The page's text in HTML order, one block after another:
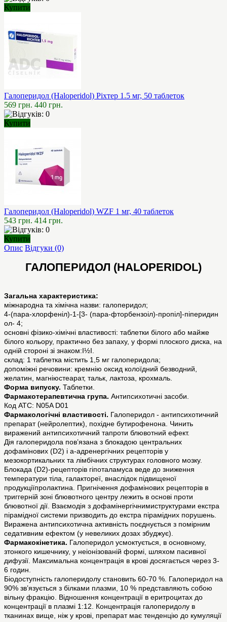
Купити
Галоперидол (Haloperidol) Ріхтер 1.5 мг, 50 таблеток
569 грн. 440 грн.
Купити
Галоперидол (Haloperidol) WZF 1 мг, 40 таблеток
543 грн. 414 грн.
Купити
Опис Відгуки (0)
ГАЛОПЕРИДОЛ (HALOPERIDOL)
Загальна характеристика:
міжнародна та хімічна назви: галоперидол;
4-(пара-хлорфеніл)-1-[3- (пара-фторбензоіл)-пропіл]-піперидин
ол- 4;
основні фізико-хімічні властивості: таблетки білого або майже
білого кольору, практично без запаху, у формі плоского диска, на
одній стороні зі знаком:I½I.
склад: 1 таблетка містить 1,5 мг галоперидола;
допоміжні речовини: кремнію оксид колоїдний безводний,
желатин, магніюстеарат, тальк, лактоза, крохмаль.
Форма випуску. Таблетки.
Фармакотерапевтична група. Антипсихотичні засоби.
Код АТС: N05A D01
Фармакологічні властивості. Галоперидол - антипсихотичний
препарат (нейролептик), похідне бутирофенона. Чинить
виражений антипсихотичний тапроти блювотний ефект.
Дія галоперидола пов’язана з блокадою центральних
дофамінових (D2) і a-адренергічних рецепторів у
мезокортикальних та лімбічних структурах головного мозку.
Блокада (D2)-рецепторів гіпоталамуса веде до зниження
температури тіла, галактореї, внаслідок підвищеної
продукціїпролактина. Пригнічення дофамінових рецепторів в
триггерній зоні блювотного центру лежить в основі проти
блювотної дії. Взаємодія з дофамінергічнимиструктурами екстра
пірамідної системи призводить до екстра пірамідних порушень.
Виражена антипсихотична активність поєднується з помірним
седативним ефектом (у невеликих дозах збуджує).
Фармакокінетика. Галоперидол усмоктується, в основному,
зтонкого кишечнику, у неіонізованій формі, шляхом пасивної
дифузії. Максимальна концентрація в крові досягається через 3-
6 годин.
Біодоступність галоперидолу становить 60-70 %. Галоперидол на
90% зв’язується з білками плазми, 10 % представляють собою
вільну фракцію. Відношення концентрації в еритроцитах до
концентрації в плазмі 1:12. Концентрація галоперидолу в
тканинах вище, ніж у крові, препарат має тенденцію до кумуляції